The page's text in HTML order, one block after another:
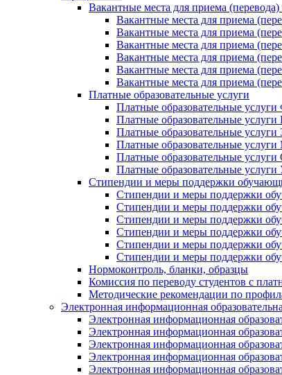
Вакантные места для приема
Вакантные места для приема
Вакантные места для приема
Вакантные места для приема
Вакантные места для приема
Вакантные места для приема
Вакантные места для приема
Платные образовательные услуги
Платные образовательные
Платные образовательные
Платные образовательные
Платные образовательные
Платные образовательные
Платные образовательные
Стипендии и меры поддержки
Стипендии и меры поддержки
Стипендии и меры поддержки
Стипендии и меры поддержки
Стипендии и меры поддержки
Стипендии и меры поддержки
Стипендии и меры поддержки
Нормоконтроль, бланки, образцы
Комиссия по переводу студентов с
Методические рекомендации по
Электронная информационная
Электронная информационная
Электронная информационная
Электронная информационная
Электронная информационная
Электронная информационная